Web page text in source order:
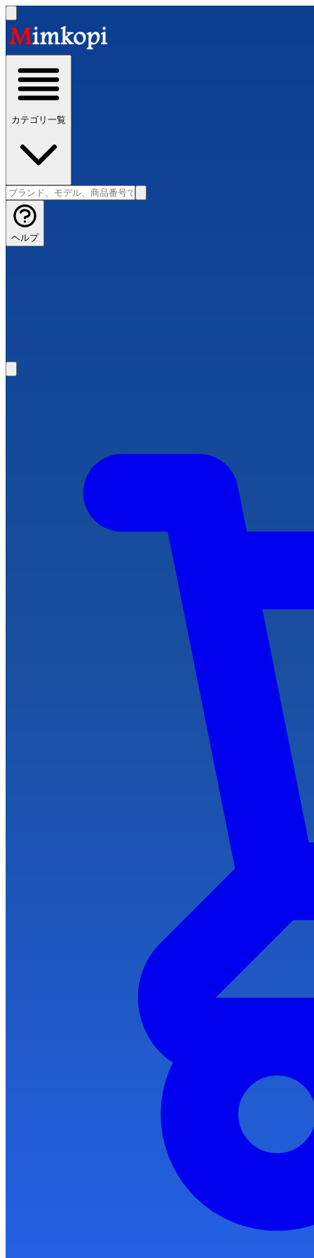
カテゴリ一覧
ヘルプ